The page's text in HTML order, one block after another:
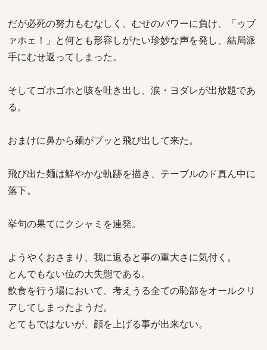
だが必死の努力もむなしく、むせのパワーに負け、「ゥブ
ァホェ！」と何とも形容しがたい珍妙な声を発し、結局派
手にむせ返ってしまった。
そしてゴホゴホと咳を吐き出し、涙・ヨダレが出放題であ
る。
おまけに鼻から麺がプッと飛び出して来た。
飛び出た麺は鮮やかな軌跡を描き、テーブルのド真ん中に
落下。
挙句の果てにクシャミを連発。
ようやくおさまり、我に返ると事の重大さに気付く。
とんでもない位の大失態である。
飲食を行う場において、考えうる全ての恥部をオールクリ
アしてしまったようだ。
とてもではないが、顔を上げる事が出来ない。